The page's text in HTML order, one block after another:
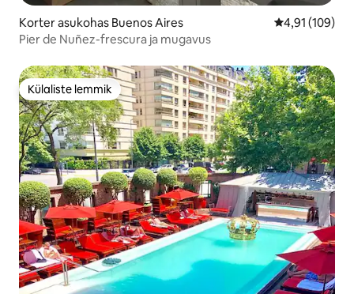
Korter asukohas Buenos Aires Keskmine
4,91 (109)
Pier de Nuñez-frescura ja mugavus
Külaliste lemmik
Külaliste lemmik